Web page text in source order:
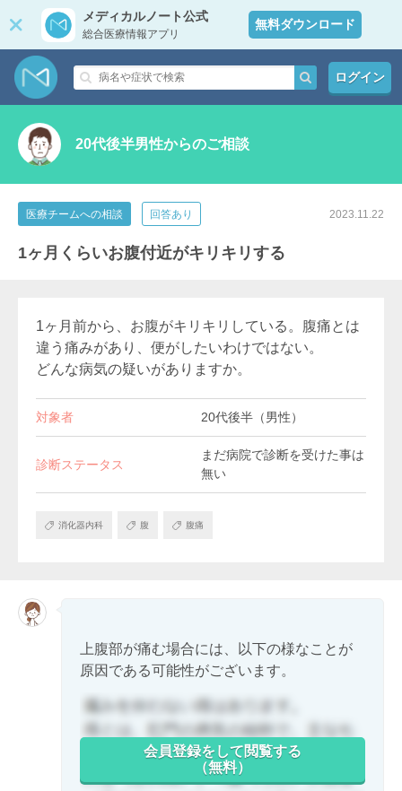
メディカルノート公式
総合医療情報アプリ
無料ダウンロード
ログイン
20代後半男性からのご相談
医療チームへの相談 回答あり 2023.11.22
1ヶ月くらいお腹付近がキリキリする
1ヶ月前から、お腹がキリキリしている。腹痛とは
違う痛みがあり、便がしたいわけではない。
どんな病気の疑いがありますか。
対象者 20代後半（男性）
診断ステータス
まだ病院で診断を受けた事は
無い
消化器内科 腹 腹痛
上腹部が痛む場合には、以下の様なことが
原因である可能性がございます。
会員登録をして閲覧する
（無料）